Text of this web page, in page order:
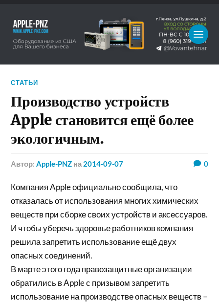
СТАТЬИ
Производство устройств
Apple становится ещё более
экологичным.
Автор:Apple-PNZ на 2014-09-07 0
Компания Apple официально сообщила, что
отказалась от использования многих химических
веществ при сборке своих устройств и аксессуаров.
И чтобы уберечь здоровье работников компания
решила запретить использование ещё двух
опасных соединений.
В марте этого года правозащитные организации
обратились в Apple с призывом запретить
использование на производстве опасных веществ –